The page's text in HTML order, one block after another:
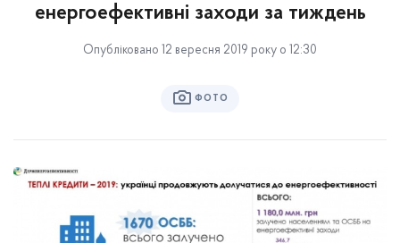
енергоефективні заходи за тиждень
Опубліковано 12 вересня 2019 року о 12:30
ФОТО